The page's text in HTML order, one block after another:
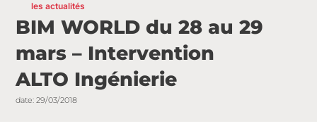
les actualités
BIM WORLD du 28 au 29
mars – Intervention
ALTO Ingénierie
date: 29/03/2018